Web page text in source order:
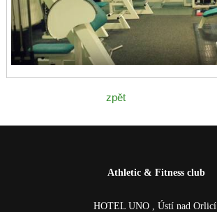
zpět
Athletic & Fitness club
HOTEL UNO , Ústí nad Orlicí